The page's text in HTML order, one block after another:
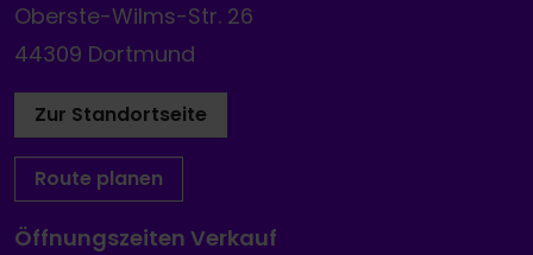
Oberste-Wilms-Str. 26
44309 Dortmund
Zur Standortseite
Route planen
Öffnungszeiten Verkauf